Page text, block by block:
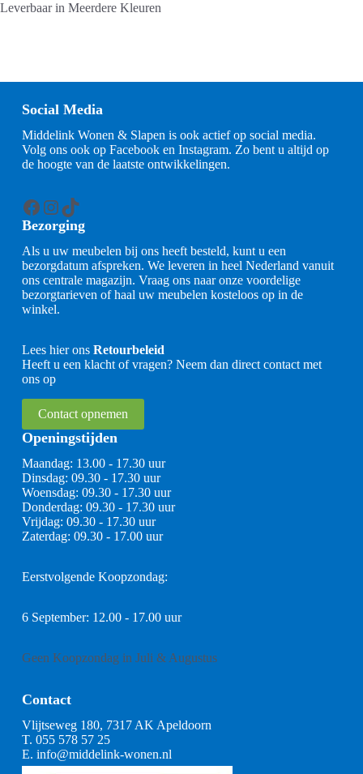
Leverbaar in Meerdere Kleuren
Social Media
Middelink Wonen & Slapen is ook actief op social media.
Volg ons ook op Facebook en Instagram. Zo bent u altijd op
de hoogte van de laatste ontwikkelingen.
Facebook
Instagram
TikTok
Bezorging
Als u uw meubelen bij ons heeft besteld, kunt u een
bezorgdatum afspreken. We leveren in heel Nederland vanuit
ons centrale magazijn. Vraag ons naar onze voordelige
bezorgtarieven of haal uw meubelen kosteloos op in de
winkel.
Lees hier ons Retourbeleid
Heeft u een klacht of vragen? Neem dan direct contact met
ons op
Contact opnemen
Openingstijden
Maandag: 13.00 - 17.30 uur
Dinsdag: 09.30 - 17.30 uur
Woensdag: 09.30 - 17.30 uur
Donderdag: 09.30 - 17.30 uur
Vrijdag: 09.30 - 17.30 uur
Zaterdag: 09.30 - 17.00 uur
Eerstvolgende Koopzondag:
6 September: 12.00 - 17.00 uur
Geen Koopzondag in Juli & Augustus
Contact
Vlijtseweg 180, 7317 AK Apeldoorn
T. 055 578 57 25
E. info@middelink-wonen.nl